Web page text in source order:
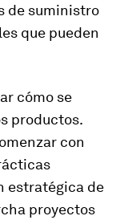
de suministro
que pueden
cómo se
productos.
con
estratégica de
proyectos